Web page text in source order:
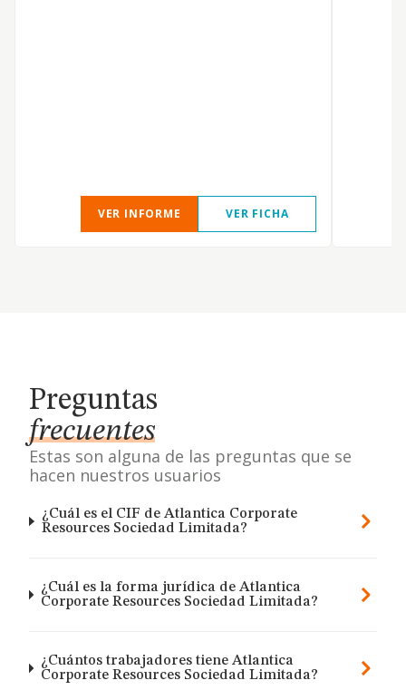
VER INFORME VER FICHA
Preguntas
frecuentes
Estas son alguna de las preguntas que se
hacen nuestros usuarios
¿Cuál es el CIF de Atlantica Corporate
Resources Sociedad Limitada?
¿Cuál es la forma jurídica de Atlantica
Corporate Resources Sociedad Limitada?
¿Cuántos trabajadores tiene Atlantica
Corporate Resources Sociedad Limitada?